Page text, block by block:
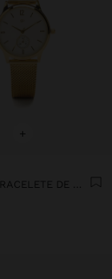
+